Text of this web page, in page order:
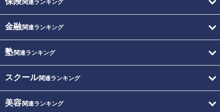
関連ランキング
金融関連ランキング
塾関連ランキング
スクール関連ランキング
美容関連ランキング